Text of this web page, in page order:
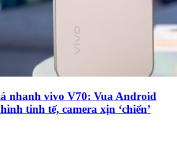
nhanh vivo V70: Vua Android
tinh tế, camera xịn ‘chiến’